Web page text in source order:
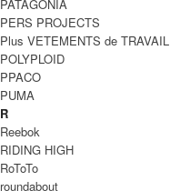
PATAGONIA
PERS PROJECTS
Plus VETEMENTS de TRAVAIL
POLYPLOID
PPACO
PUMA
R
Reebok
RIDING HIGH
RoToTo
roundabout